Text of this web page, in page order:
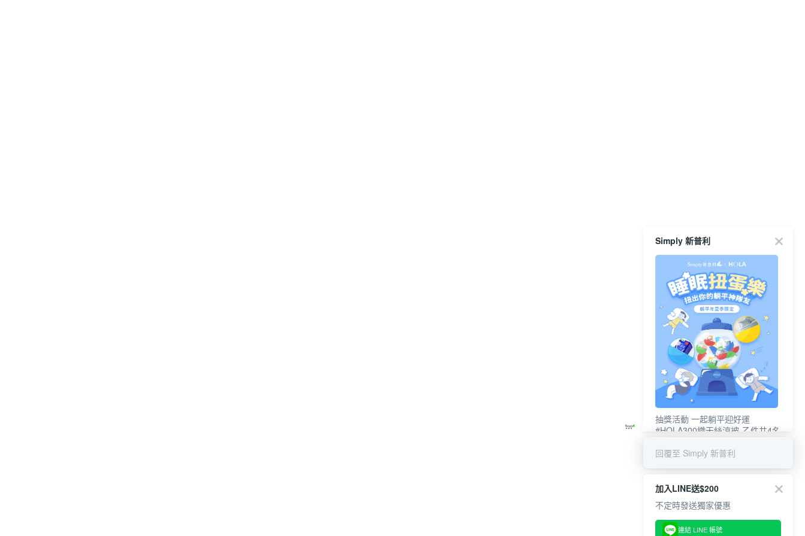
Simply 新普利
抽獎活動 一起躺平迎好運
#HOLA300織天絲涼被-乙件共4名
回覆至 Simply 新普利
加入LINE送$200
不定時發送獨家優惠
連結 LINE 帳號